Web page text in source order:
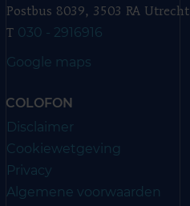
Postbus 8039, 3503 RA Utrecht
T 030 - 2916916
Google maps
COLOFON
Disclaimer
Cookiewetgeving
Privacy
Algemene voorwaarden